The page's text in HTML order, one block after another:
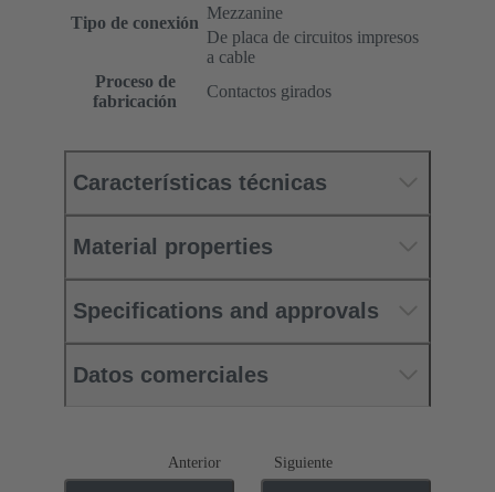
Tipo de conexión
Mezzanine
De placa de circuitos impresos
a cable
Proceso de
fabricación
Contactos girados
Características técnicas
Material properties
Specifications and approvals
Datos comerciales
Anterior Siguiente